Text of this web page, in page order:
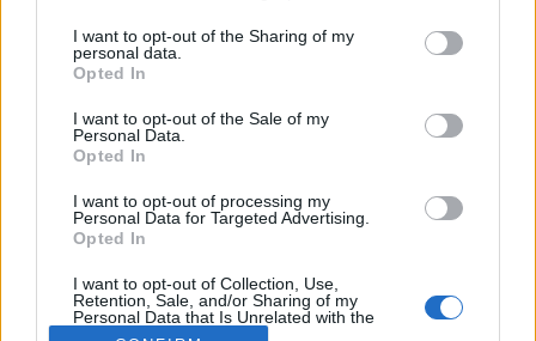
not limited to your visit or usage behaviour. You may click to
grant or deny consent to Google and its third-party tags to
use your data for below specified purposes in below Google
consent section.
I want to opt-out of the Sharing of my
personal data.
Opted In
I want to opt-out of the Sale of my
Personal Data.
Opted In
I want to opt-out of processing my
Personal Data for Targeted Advertising.
Opted In
I want to opt-out of Collection, Use,
Retention, Sale, and/or Sharing of my
Personal Data that Is Unrelated with the
Purposes for which it was collected.